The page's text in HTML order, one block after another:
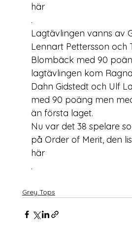
här
.
Lagtävlingen vanns av
Lennart Pettersson och
Blombäck med 90
lagtävlingen kom
Dahn Gidstedt och Ulf
med 90 poäng men
än första laget.
Nu var det 38 spelare
på Order of Merit, den
här
Grey Tops